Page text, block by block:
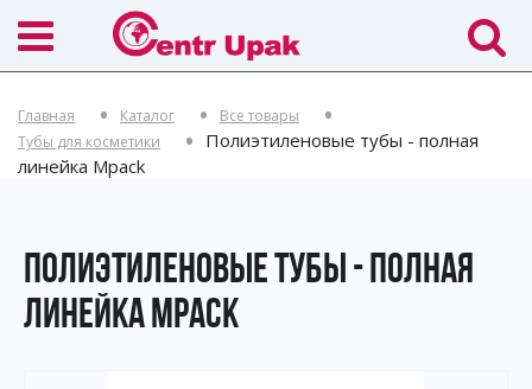
Главная Каталог
Все товары
Тубы для косметики
Полиэтиленовые тубы - полная
линейка Mpack
ПОЛИЭТИЛЕНОВЫЕ ТУБЫ - ПОЛНАЯ
ЛИНЕЙКА MPACK